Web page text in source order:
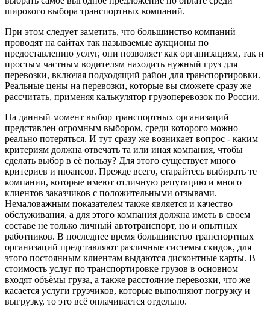
широкого выбора транспортных компаний.
При этом следует заметить, что большинство компаний
проводят на сайтах так называемые аукционы по
предоставлению услуг, они позволяет как организациям, так и
простым частным водителям находить нужный груз для
перевозки, включая подходящий район для транспортировки.
Реальные цены на перевозки, которые вы сможете сразу же
рассчитать, применяя калькулятор грузоперевозок по России.
На данный момент выбор транспортных организаций
представлен огромным выбором, среди которого можно
реально потеряться. И тут сразу же возникает вопрос - каким
критериям должна отвечать та или иная компания, чтобы
сделать выбор в её пользу? Для этого существует много
критериев и нюансов. Прежде всего, старайтесь выбирать те
компании, которые имеют отличную репутацию и много
клиентов заказчиков с положительными отзывами.
Немаловажным показателем также является и качество
обслуживания, а для этого компания должна иметь в своем
составе не только личный автотранспорт, но и опытных
работников. В последнее время большинство транспортных
организаций представляют различные системы скидок, для
этого постоянным клиентам выдаются дисконтные карты. В
стоимость услуг по транспортировке грузов в основном
входят объёмы груза, а также расстояние перевозки, что же
касается услуги грузчиков, которые выполняют погрузку и
выгрузку, то это всё оплачивается отдельно.